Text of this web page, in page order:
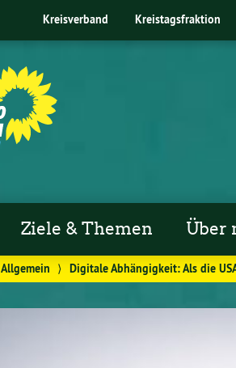
Kreisverband Kreistagsfraktion
Ziele & Themen Über
Allgemein ⟩ Digitale Abhängigkeit: Als die